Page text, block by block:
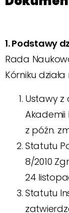
1. Podstawy
Rada
Kórniku
Ustawy z
Akademii
z późn.
Statutu
8/2010
24
Statutu